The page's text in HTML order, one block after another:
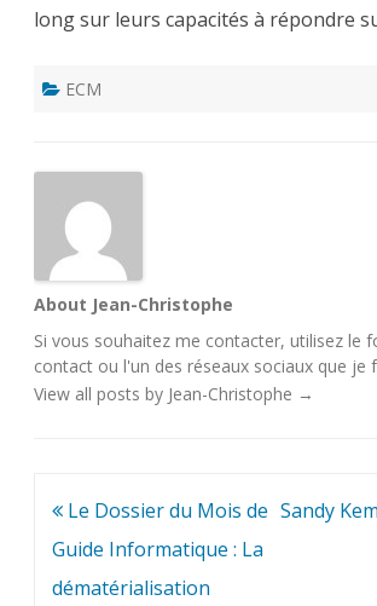
long sur leurs capacités à répondre
ECM
About Jean-Christophe
Si vous souhaitez me contacter, utilisez le
contact ou l'un des réseaux sociaux que je
View all posts by Jean-Christophe →
Navigation
de
l’article
Le Dossier du Mois de
Guide Informatique : La
dématérialisation
Sandy